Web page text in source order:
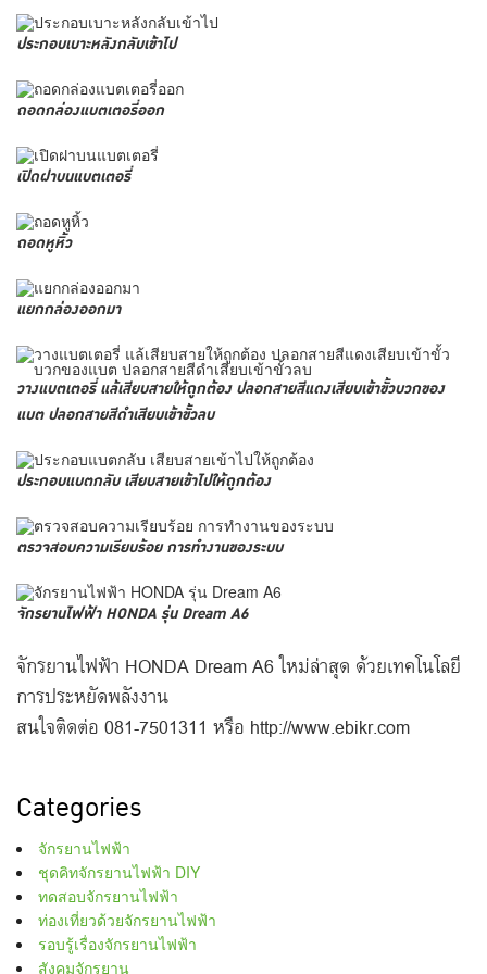
ประกอบเบาะหลังกลับเข้าไป
ถอดกล่องแบตเตอรี่ออก
เปิดฝาบนแบตเตอรี่
ถอดหูหิ้ว
แยกกล่องออกมา
วางแบตเตอรี่ แล้เสียบสายให้ถูกต้อง ปลอกสายสีแดงเสียบเข้าขั้วบวกของ
แบต ปลอกสายสีดำเสียบเข้าขั้วลบ
ประกอบแบตกลับ เสียบสายเข้าไปให้ถูกต้อง
ตรวจสอบความเรียบร้อย การทำงานของระบบ
จักรยานไฟฟ้า HONDA รุ่น Dream A6
จักรยานไฟฟ้า HONDA Dream A6 ใหม่ล่าสุด ด้วยเทคโนโลยี
การประหยัดพลังงาน
สนใจติดต่อ 081-7501311 หรือ http://www.ebikr.com
Categories
จักรยานไฟฟ้า
ชุดคิทจักรยานไฟฟ้า DIY
ทดสอบจักรยานไฟฟ้า
ท่องเที่ยวด้วยจักรยานไฟฟ้า
รอบรู้เรื่องจักรยานไฟฟ้า
สังคมจักรยาน